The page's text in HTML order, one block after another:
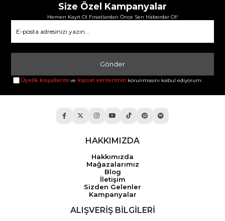
Size Özel Kampanyalar
Hemen Kayıt Ol Fırsatlardan Önce Sen Haberdar Ol!
Gönder
Üyelik koşullarını ve kişisel verilerimin korunmasını kabul ediyorum.
HAKKIMIZDA
Hakkımızda
Mağazalarımız
Blog
İletişim
Sizden Gelenler
Kampanyalar
ALIŞVERİŞ BİLGİLERİ